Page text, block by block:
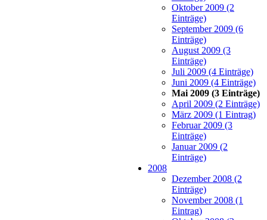
Oktober 2009 (2
Einträge)
September 2009 (6
Einträge)
August 2009 (3
Einträge)
Juli 2009 (4 Einträge)
Juni 2009 (4 Einträge)
Mai 2009 (3 Einträge)
April 2009 (2 Einträge)
März 2009 (1 Eintrag)
Februar 2009 (3
Einträge)
Januar 2009 (2
Einträge)
2008
Dezember 2008 (2
Einträge)
November 2008 (1
Eintrag)